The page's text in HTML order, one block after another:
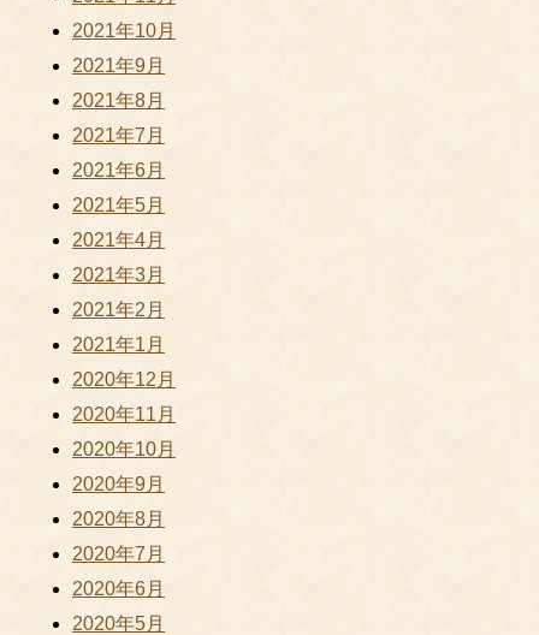
2021年10月
2021年9月
2021年8月
2021年7月
2021年6月
2021年5月
2021年4月
2021年3月
2021年2月
2021年1月
2020年12月
2020年11月
2020年10月
2020年9月
2020年8月
2020年7月
2020年6月
2020年5月